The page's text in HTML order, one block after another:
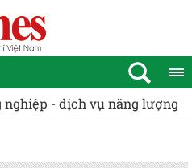
- dịch vụ năng lượng